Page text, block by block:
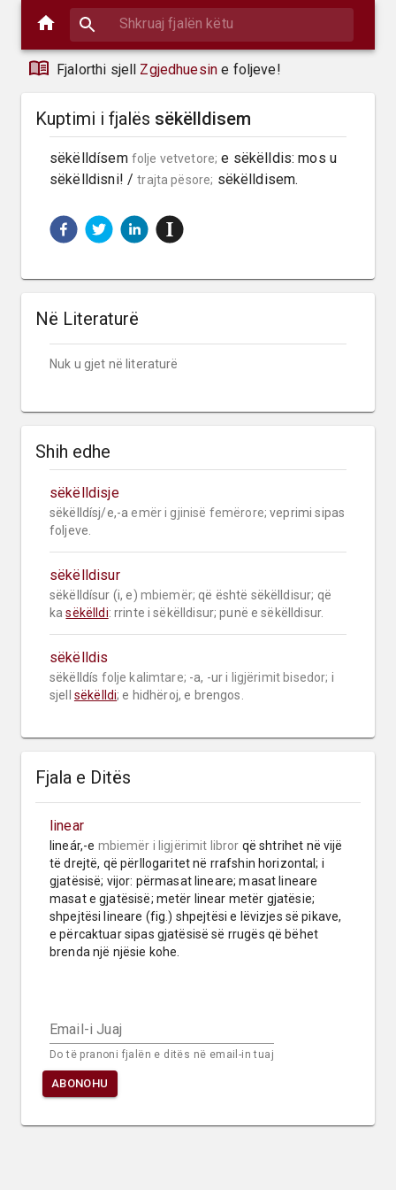
Fjalorthi sjell Zgjedhuesin e foljeve!
Kuptimi i fjalës sëkëlldisem
sëkëlldísem folje vetvetore; e sëkëlldis: mos u
sëkëlldisni! / trajta pësore; sëkëlldisem.
Në Literaturë
Nuk u gjet në literaturë
Shih edhe
sëkëlldisje
sëkëlldísj/e,-a emër i gjinisë femërore; veprimi sipas
foljeve.
sëkëlldisur
sëkëlldísur (i, e) mbiemër; që është sëkëlldisur; që
ka sëkëlldi: rrinte i sëkëlldisur; punë e sëkëlldisur.
sëkëlldis
sëkëlldís folje kalimtare; -a, -ur i ligjërimit bisedor; i
sjell sëkëlldi; e hidhëroj, e brengos.
Fjala e Ditës
linear
lineár,-e mbiemër i ligjërimit libror që shtrihet në vijë
të drejtë, që përllogaritet në rrafshin horizontal; i
gjatësisë; vijor: përmasat lineare; masat lineare
masat e gjatësisë; metër linear metër gjatësie;
shpejtësi lineare (fig.) shpejtësi e lëvizjes së pikave,
e përcaktuar sipas gjatësisë së rrugës që bëhet
brenda një njësie kohe.
Email-i Juaj
Do të pranoni fjalën e ditës në email-in tuaj
ABONOHU